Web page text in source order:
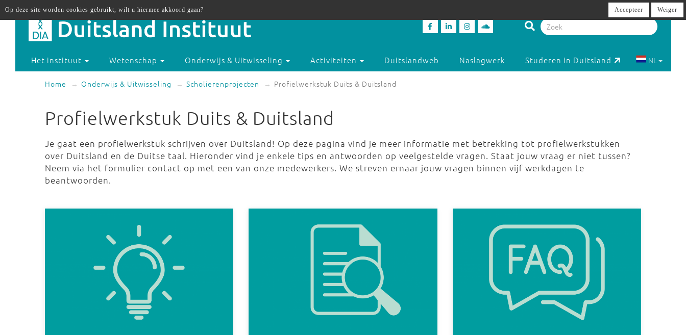
Het instituut Wetenschap Onderwijs & Uitwisseling Activiteiten Duitslandweb Naslagwerk Studeren in Duitsland NL
Home Onderwijs & Uitwisseling Scholierenprojecten Profielwerkstuk Duits & Duitsland
Profielwerkstuk Duits & Duitsland
Je gaat een profielwerkstuk schrijven over Duitsland! Op deze pagina vind je meer informatie met betrekking tot profielwerkstukken
over Duitsland en de Duitse taal. Hieronder vind je enkele tips en antwoorden op veelgestelde vragen. Staat jouw vraag er niet tussen?
Neem via het formulier contact op met een van onze medewerkers. We streven ernaar jouw vragen binnen vijf werkdagen te
beantwoorden.
Op deze site worden cookies gebruikt, wilt u hiermee akkoord gaan? Accepteer Weiger